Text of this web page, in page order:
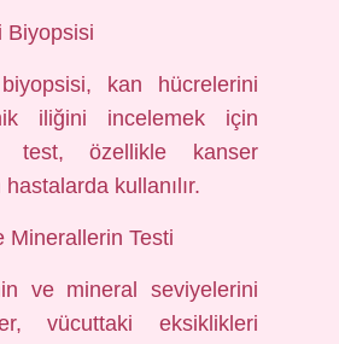
Biyopsisi
kan hücrelerini
iliğini incelemek için
test, özellikle kanser
kullanılır.
Minerallerin Testi
ve mineral seviyelerini
vücuttaki eksiklikleri